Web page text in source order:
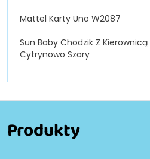
Mattel Karty Uno W2087
Sun Baby Chodzik Z
Cytrynowo Szary
Produkty